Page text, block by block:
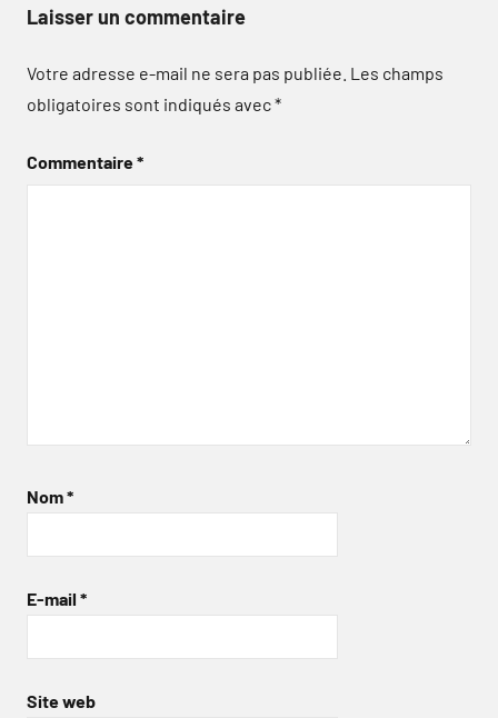
Laisser un commentaire
Votre adresse e-mail ne sera pas publiée. Les champs
obligatoires sont indiqués avec*
Commentaire*
Nom*
E-mail *
Site web